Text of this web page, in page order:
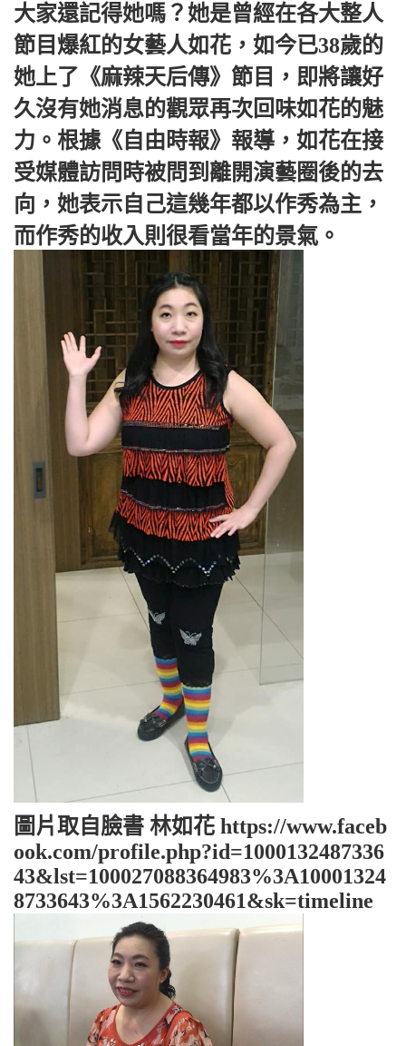
大家還記得她嗎？她是曾經在各大整人
節目爆紅的女藝人如花，如今已38歲的
她上了《麻辣天后傳》節目，即將讓好
久沒有她消息的觀眾再次回味如花的魅
力。根據《自由時報》報導，如花在接
受媒體訪問時被問到離開演藝圈後的去
向，她表示自己這幾年都以作秀為主，
而作秀的收入則很看當年的景氣。
圖片取自臉書 林如花 https://www.faceb
ook.com/profile.php?id=1000132487336
43&lst=100027088364983%3A10001324
8733643%3A1562230461&sk=timeline